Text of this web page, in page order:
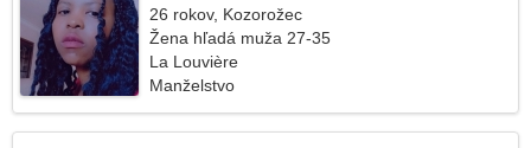
26 rokov, Kozorožec
Žena hľadá muža 27-35
La Louvière
Manželstvo